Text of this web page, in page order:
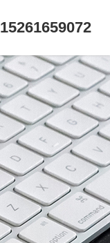
15261659072